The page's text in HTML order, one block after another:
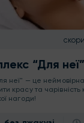
“Для неї”
неї" — це
красу та чарівність
нагоди!